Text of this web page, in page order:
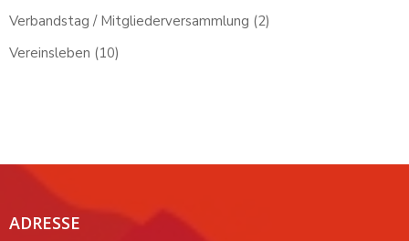
Verbandstag / Mitgliederversammlung (2)
Vereinsleben (10)
ADRESSE